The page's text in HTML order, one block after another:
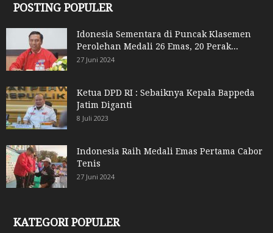
POSTING POPULER
Idonesia Sementara di Puncak Klasemen
Perolehan Medali 26 Emas, 20 Perak...
27 Juni 2024
Ketua DPD RI : Sebaiknya Kepala Bappeda
Jatim Diganti
8 Juli 2023
Indonesia Raih Medali Emas Pertama Cabor
Tenis
27 Juni 2024
KATEGORI POPULER